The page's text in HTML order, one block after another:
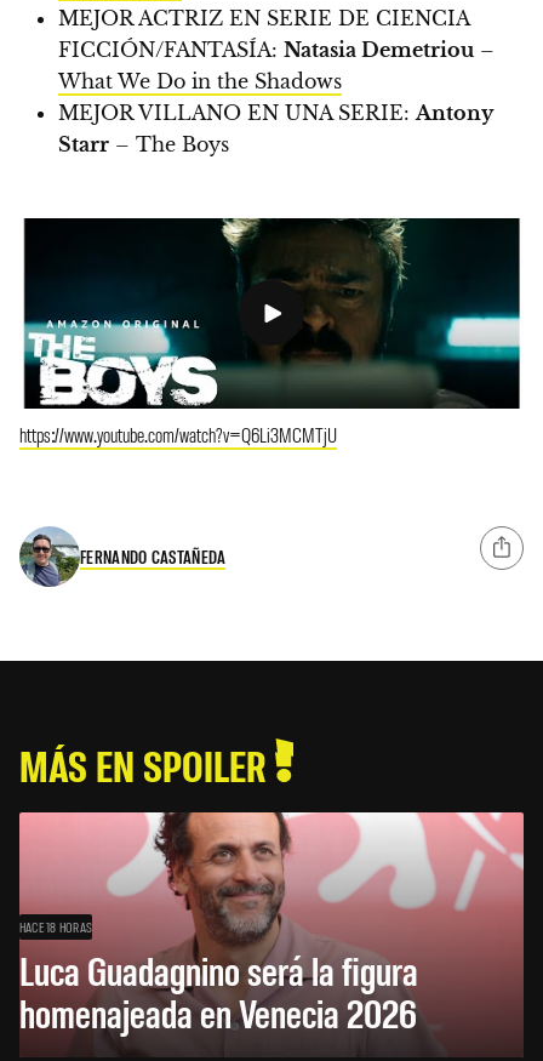
MEJOR ACTRIZ EN SERIE DE CIENCIA
FICCIÓN/FANTASÍA: Natasia Demetriou –
What We Do in the Shadows
MEJOR VILLANO EN UNA SERIE: Antony
Starr – The Boys
https://www.youtube.com/watch?v=Q6Li3MCMTjU
FERNANDO CASTAÑEDA
MÁS EN SPOILER
HACE 18 HORAS
Luca Guadagnino será la figura
homenajeada en Venecia 2026